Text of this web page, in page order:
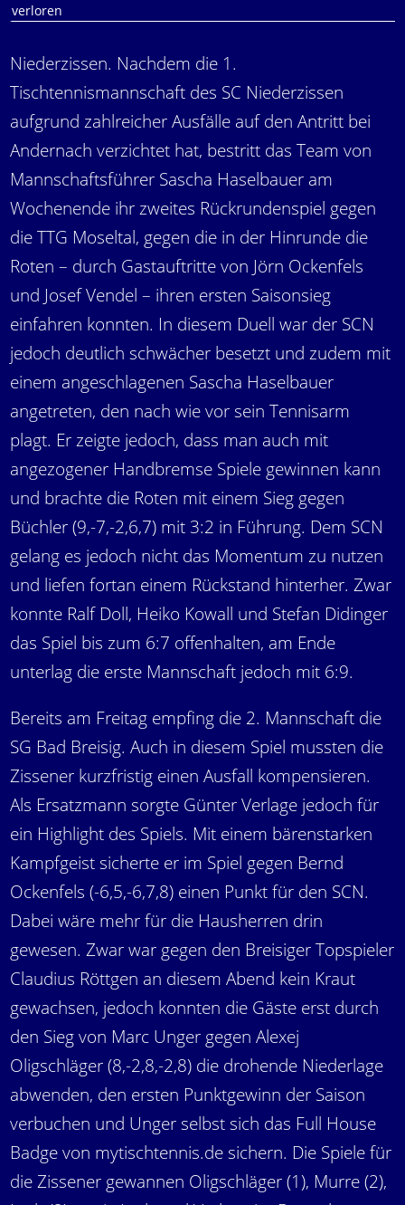
verloren
Niederzissen. Nachdem die 1.
Tischtennismannschaft des SC Niederzissen
aufgrund zahlreicher Ausfälle auf den Antritt bei
Andernach verzichtet hat, bestritt das Team von
Mannschaftsführer Sascha Haselbauer am
Wochenende ihr zweites Rückrundenspiel gegen
die TTG Moseltal, gegen die in der Hinrunde die
Roten – durch Gastauftritte von Jörn Ockenfels
und Josef Vendel – ihren ersten Saisonsieg
einfahren konnten. In diesem Duell war der SCN
jedoch deutlich schwächer besetzt und zudem mit
einem angeschlagenen Sascha Haselbauer
angetreten, den nach wie vor sein Tennisarm
plagt. Er zeigte jedoch, dass man auch mit
angezogener Handbremse Spiele gewinnen kann
und brachte die Roten mit einem Sieg gegen
Büchler (9,-7,-2,6,7) mit 3:2 in Führung. Dem SCN
gelang es jedoch nicht das Momentum zu nutzen
und liefen fortan einem Rückstand hinterher. Zwar
konnte Ralf Doll, Heiko Kowall und Stefan Didinger
das Spiel bis zum 6:7 offenhalten, am Ende
unterlag die erste Mannschaft jedoch mit 6:9.
Bereits am Freitag empfing die 2. Mannschaft die
SG Bad Breisig. Auch in diesem Spiel mussten die
Zissener kurzfristig einen Ausfall kompensieren.
Als Ersatzmann sorgte Günter Verlage jedoch für
ein Highlight des Spiels. Mit einem bärenstarken
Kampfgeist sicherte er im Spiel gegen Bernd
Ockenfels (-6,5,-6,7,8) einen Punkt für den SCN.
Dabei wäre mehr für die Hausherren drin
gewesen. Zwar war gegen den Breisiger Topspieler
Claudius Röttgen an diesem Abend kein Kraut
gewachsen, jedoch konnten die Gäste erst durch
den Sieg von Marc Unger gegen Alexej
Oligschläger (8,-2,8,-2,8) die drohende Niederlage
abwenden, den ersten Punktgewinn der Saison
verbuchen und Unger selbst sich das Full House
Badge von mytischtennis.de sichern. Die Spiele für
die Zissener gewannen Oligschläger (1), Murre (2),